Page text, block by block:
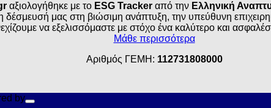
αξιολογήθηκε με το ESG Tracker από την Ελληνική
δέσμευσή μας στη βιώσιμη ανάπτυξη, την υπεύθυνη
να εξελισσόμαστε με στόχο ένα καλύτερο και
Μάθε περισσότερα
Αριθμός ΓΕΜΗ: 112731808000
by